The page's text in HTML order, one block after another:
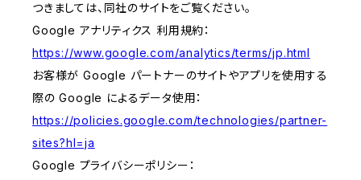
つきましては、同社のサイトをご覧ください。
Google アナリティクス 利用規約：
https://www.google.com/analytics/terms/jp.html
お客様が Google パートナーのサイトやアプリを使用する
際の Google によるデータ使用：
https://policies.google.com/technologies/partner-
sites?hl=ja
Google プライバシーポリシー：